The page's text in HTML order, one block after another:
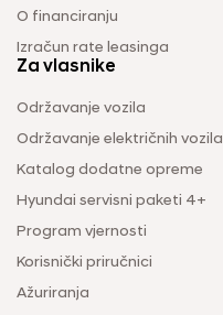
O financiranju
Izračun rate leasinga
Za vlasnike
Održavanje vozila
Održavanje električnih vozila
Katalog dodatne opreme
Hyundai servisni paketi 4+
Program vjernosti
Korisnički priručnici
Ažuriranja